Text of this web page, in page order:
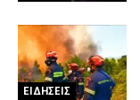
ΕΙΔΗΣΕΙΣ